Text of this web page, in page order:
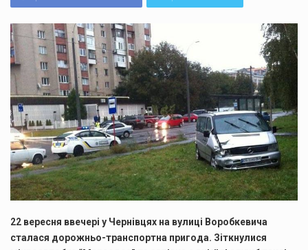
22 вересня ввечері у Чернівцях на вулиці Воробкевича
сталася дорожньо-транспортна пригода. Зіткнулися